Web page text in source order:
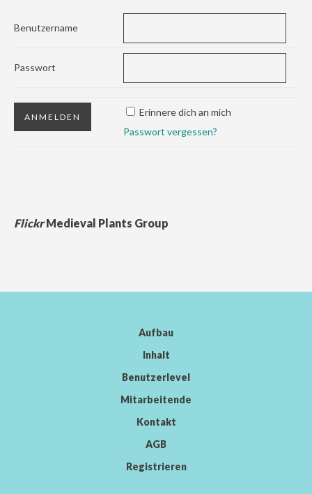
Benutzername
Passwort
Erinnere dich an mich
Passwort vergessen?
FlickrMedieval Plants Group
Aufbau
Inhalt
Benutzerlevel
Mitarbeitende
Kontakt
AGB
Registrieren